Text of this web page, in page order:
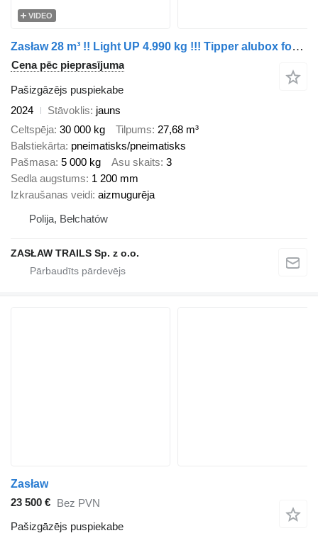
VIDEO
Zasław 28 m³ !! Light UP 4.990 kg !!! Tipper alubox for bitum - Ready !
Cena pēc pieprasījuma
Pašizgāzējs puspiekabe
2024
Stāvoklis jauns
Celtspēja 30 000 kg Tilpums 27,68 m³
Balstiekārta pneimatisks/pneimatisks
Pašmasa 5 000 kg Asu skaits 3
Sedla augstums 1 200 mm
Izkraušanas veidi aizmugurēja
Polija, Bełchatów
ZASŁAW TRAILS Sp. z o.o.
Zasław
23 500 € Bez PVN
Pašizgāzējs puspiekabe